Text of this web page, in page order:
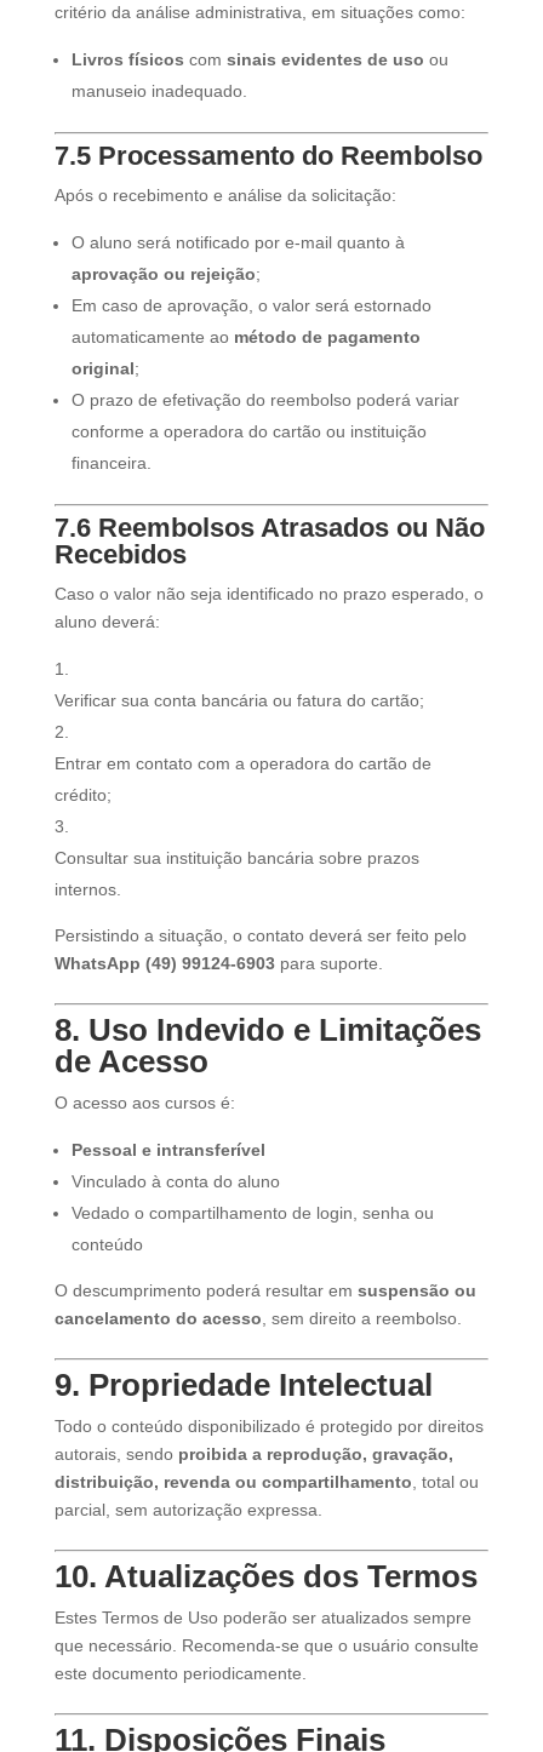
critério da análise administrativa, em situações como:
Livros físicos com sinais evidentes de uso ou
manuseio inadequado.
7.5 Processamento do Reembolso
Após o recebimento e análise da solicitação:
O aluno será notificado por e-mail quanto à
aprovação ou rejeição;
Em caso de aprovação, o valor será estornado
automaticamente ao método de pagamento
original;
O prazo de efetivação do reembolso poderá variar
conforme a operadora do cartão ou instituição
financeira.
7.6 Reembolsos Atrasados ou Não
Recebidos
Caso o valor não seja identificado no prazo esperado, o
aluno deverá:
Verificar sua conta bancária ou fatura do cartão;
Entrar em contato com a operadora do cartão de
crédito;
Consultar sua instituição bancária sobre prazos
internos.
Persistindo a situação, o contato deverá ser feito pelo
WhatsApp (49) 99124-6903para suporte.
8. Uso Indevido e Limitações
de Acesso
O acesso aos cursos é:
Pessoal e intransferível
Vinculado à conta do aluno
Vedado o compartilhamento de login, senha ou
conteúdo
O descumprimento poderá resultar em suspensão ou
cancelamento do acesso , sem direito a reembolso.
9. Propriedade Intelectual
Todo o conteúdo disponibilizado é protegido por direitos
autorais, sendo proibida a reprodução, gravação,
distribuição, revenda ou compartilhamento , total ou
parcial, sem autorização expressa.
10. Atualizações dos Termos
Estes Termos de Uso poderão ser atualizados sempre
que necessário. Recomenda-se que o usuário consulte
este documento periodicamente.
11. Disposições Finais